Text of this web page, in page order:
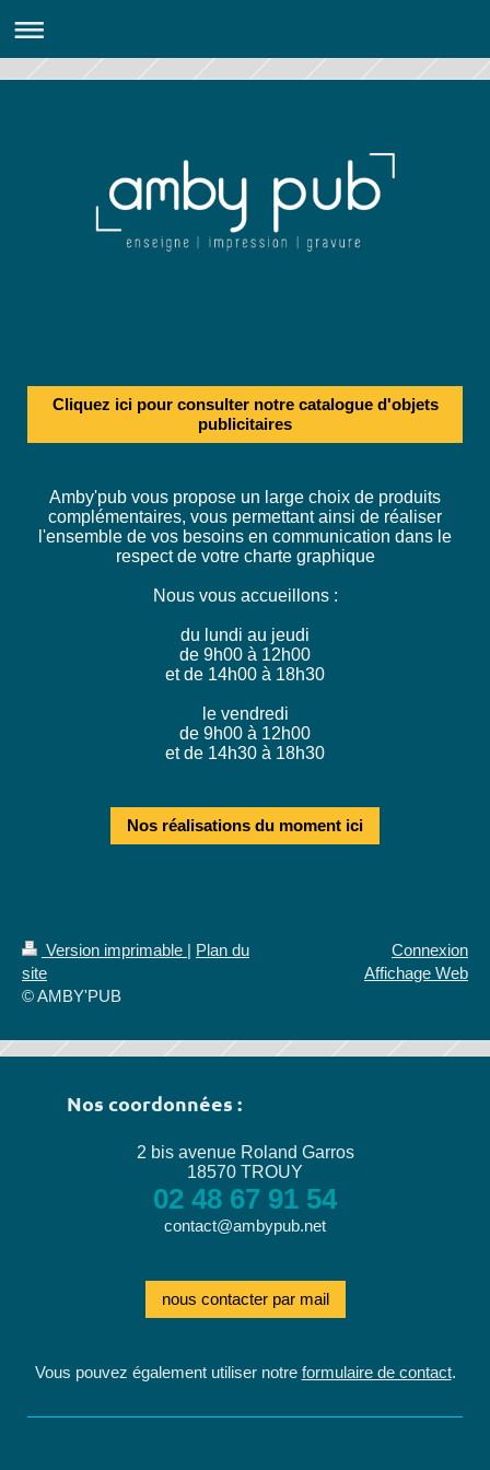
Cliquez ici pour consulter notre catalogue d'objets
publicitaires
Amby'pub vous propose un large choix de produits
complémentaires, vous permettant ainsi de réaliser
l'ensemble de vos besoins en communication dans le
respect de votre charte graphique
Nous vous accueillons :
du lundi au jeudi
de 9h00 à 12h00
et de 14h00 à 18h30
le vendredi
de 9h00 à 12h00
et de 14h30 à 18h30
Nos réalisations du moment ici
Version imprimable | Plan du
site
© AMBY'PUB
Connexion
Affichage Web
Nos coordonnées :
2 bis avenue Roland Garros
18570 TROUY
02 48 67 91 54
contact@ambypub.net
nous contacter par mail
Vous pouvez également utiliser notre formulaire de contact.